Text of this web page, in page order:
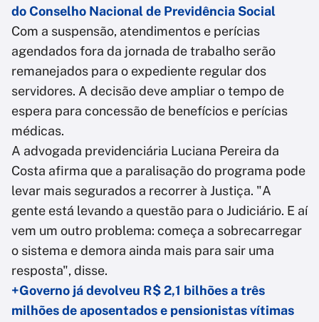
do Conselho Nacional de Previdência Social
Com a suspensão, atendimentos e perícias
agendados fora da jornada de trabalho serão
remanejados para o expediente regular dos
servidores. A decisão deve ampliar o tempo de
espera para concessão de benefícios e perícias
médicas.
A advogada previdenciária Luciana Pereira da
Costa afirma que a paralisação do programa pode
levar mais segurados a recorrer à Justiça. "A
gente está levando a questão para o Judiciário. E aí
vem um outro problema: começa a sobrecarregar
o sistema e demora ainda mais para sair uma
resposta", disse.
+Governo já devolveu R$ 2,1 bilhões a três
milhões de aposentados e pensionistas vítimas